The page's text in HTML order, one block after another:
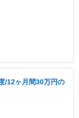
/12ヶ月間30万円の